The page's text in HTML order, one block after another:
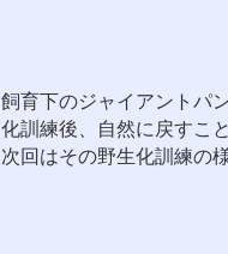
飼育下のジャイアントパ
化訓練後、自然に戻すこ
次回はその野生化訓練の